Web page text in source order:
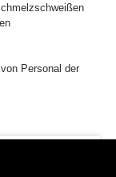
Personal der